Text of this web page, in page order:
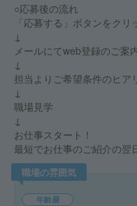
○応募後の流れ
「応募する」ボタンをクリ
↓
メールにてweb登録のご案
↓
担当よりご希望条件のヒア
↓
職場見学
↓
お仕事スタート！
最短でお仕事のご紹介の翌
職場の雰囲気
年齢層